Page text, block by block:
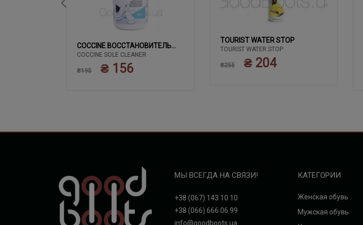
COCCINE ВОССТАНОВИТЕЛЬ
БЕЛОГО
COCCINE SOLE CLEANER
₴195 ₴ 156
TOURIST WATER STOP
TOURIST WATER STOP
₴255 ₴ 204
МЫ ВСЕГДА НА СВЯЗИ!
+38 (067) 143 10 10
+38 (066) 666 06 99
info@goodboots.ua
КАТЕГОРИИ
Женская обувь
Мужская обувь